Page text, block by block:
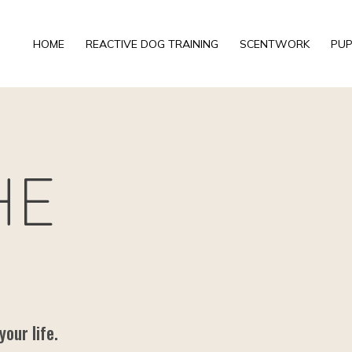
HOME REACTIVE DOG TRAINING SCENTWORK
life.